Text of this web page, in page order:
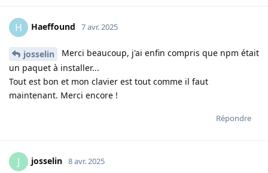
H Haeffound 7 avr. 2025
josselin
Merci beaucoup, j'ai enfin compris que npm était
un paquet à installer...
Tout est bon et mon clavier est tout comme il faut
maintenant. Merci encore !
Répondre
J josselin 8 avr. 2025